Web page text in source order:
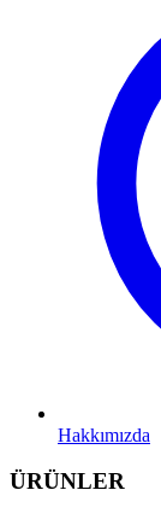
Hakkımızda
ÜRÜNLER